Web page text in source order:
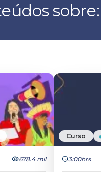
sobre:
678.4 mil
Curso
3:00hrs